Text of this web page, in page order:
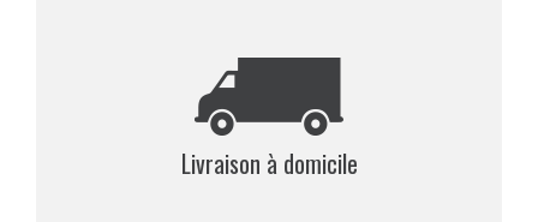
Livraison à domicile